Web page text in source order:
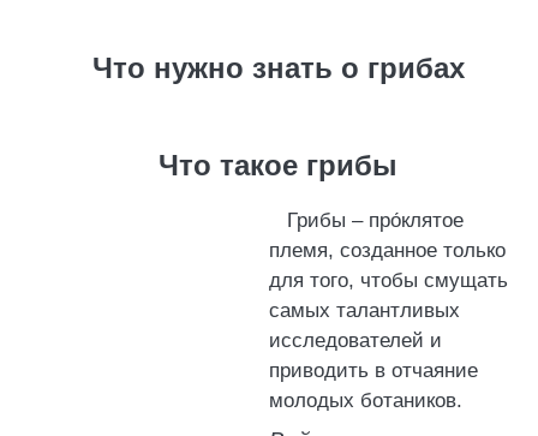
Что нужно знать о грибах
Что такое грибы
Грибы – про́клятое
племя, созданное только
для того, чтобы смущать
самых талантливых
исследователей и
приводить в отчаяние
молодых ботаников.